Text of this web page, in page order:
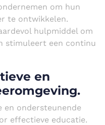
om hun
te ontwikkelen.
hulpmiddel om
stimuleert een continu
en
en ondersteunende
effectieve educatie.